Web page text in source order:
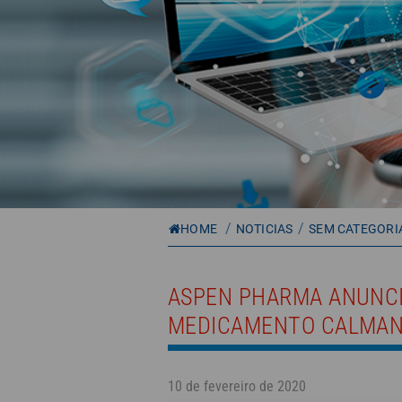
HOME / NOTICIAS / SEM
ASPEN PHARMA
MEDICAMENTO
10 de fevereiro de 2020